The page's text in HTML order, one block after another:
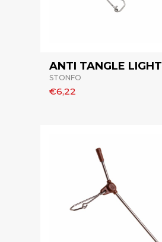
ANTI TANGLE LIGHT
STONFO
€6,22